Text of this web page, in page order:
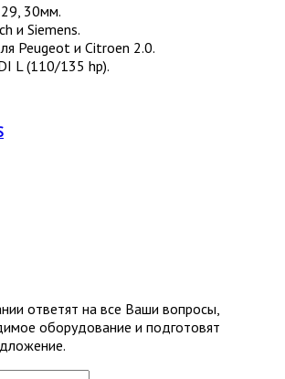
30мм.
и Siemens.
Peugeot и Citroen 2.0.
L (110/135 hp).
ответят на все Ваши вопросы,
оборудование и подготовят